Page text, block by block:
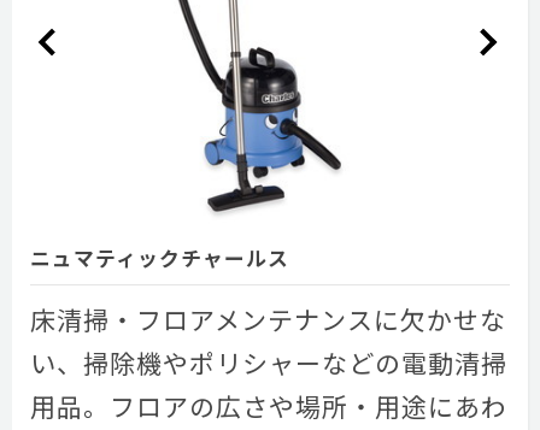
ニュマティックチャールス
床清掃・フロアメンテナンスに欠かせな
い、掃除機やポリシャーなどの電動清掃
用品。フロアの広さや場所・用途にあわ